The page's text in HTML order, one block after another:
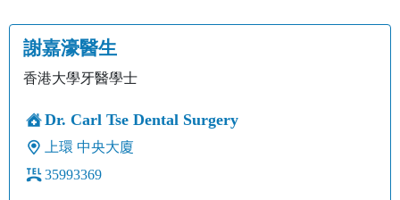
謝嘉濠醫生
香港大學牙醫學士
Dr. Carl Tse Dental Surgery
上環 中央大廈
35993369